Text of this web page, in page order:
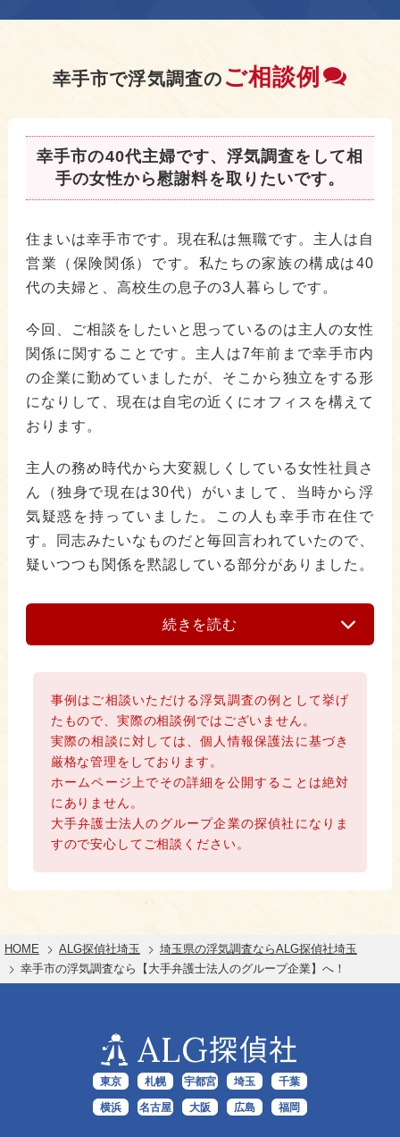
幸手市で浮気調査の ご相談例
幸手市の40代主婦です、浮気調査をして相
手の女性から慰謝料を取りたいです。
住まいは幸手市です。現在私は無職です。主人は自
営業（保険関係）です。私たちの家族の構成は40
代の夫婦と、高校生の息子の3人暮らしです。
今回、ご相談をしたいと思っているのは主人の女性
関係に関することです。主人は7年前まで幸手市内
の企業に勤めていましたが、そこから独立をする形
になりして、現在は自宅の近くにオフィスを構えて
おります。
主人の務め時代から大変親しくしている女性社員さ
ん（独身で現在は30代）がいまして、当時から浮
気疑惑を持っていました。この人も幸手市在住で
す。同志みたいなものだと毎回言われていたので、
疑いつつも関係を黙認している部分がありました。
続きを読む
事例はご相談いただける浮気調査の例として挙げ
たもので、実際の相談例ではございません。
実際の相談に対しては、個人情報保護法に基づき
厳格な管理をしております。
ホームページ上でその詳細を公開することは絶対
にありません。
大手弁護士法人のグループ企業の探偵社になりま
すので安心してご相談ください。
HOME ALG探偵社埼玉
埼玉県の浮気調査ならALG探偵社埼玉
幸手市の浮気調査なら【大手弁護士法人のグループ企業】へ！
ALG探偵社
東京 札幌 宇都宮 埼玉 千葉
横浜 名古屋 大阪 広島 福岡